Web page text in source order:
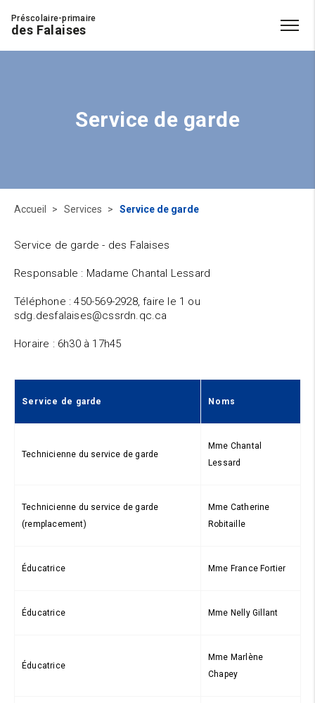
Préscolaire-primaire
des Falaises
Service de garde
Accueil Services Service de garde
Service de garde - des Falaises
Responsable : Madame Chantal Lessard
Téléphone : 450-569-2928, faire le 1 ou
sdg.desfalaises@cssrdn.qc.ca
Horaire : 6h30 à 17h45
Service de garde Noms
Technicienne du service de garde
Mme Chantal
Lessard
Technicienne du service de garde
(remplacement)
Mme Catherine
Robitaille
Éducatrice Mme France Fortier
Éducatrice Mme Nelly Gillant
Éducatrice
Mme Marlène
Chapey